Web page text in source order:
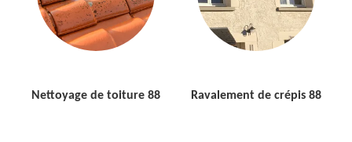
Nettoyage de toiture 88 Ravalement de crépis 88